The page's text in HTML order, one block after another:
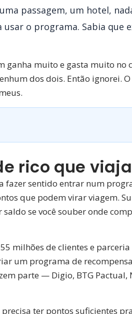
passagem, um hotel,
o programa. Sabia que
ganha muito e gasta muito no
dos dois. Então ignorei.
rico que
fazer sentido entrar num
que podem virar viagem.
se você souber onde
milhões de clientes e parceria
um programa de
parte — Digio, BTG Pactual,
ter pontos suficientes